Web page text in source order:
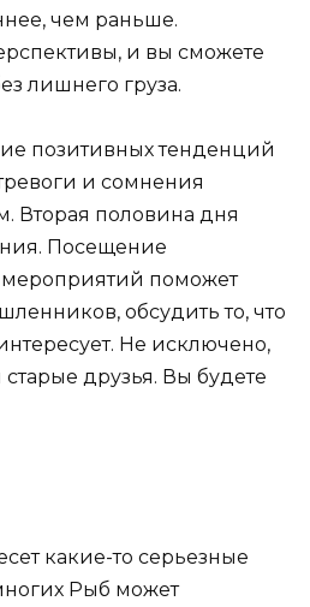
чем раньше.
и вы сможете
лишнего груза.
позитивных тенденций
и сомнения
Вторая половина дня
Посещение
поможет
обсудить то, что
Не исключено,
друзья. Вы будете
какие-то серьезные
Рыб может